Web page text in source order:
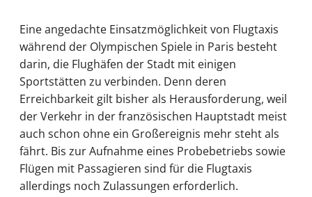
Eine angedachte Einsatzmöglichkeit von Flugtaxis
während der Olympischen Spiele in Paris besteht
darin, die Flughäfen der Stadt mit einigen
Sportstätten zu verbinden. Denn deren
Erreichbarkeit gilt bisher als Herausforderung, weil
der Verkehr in der französischen Hauptstadt meist
auch schon ohne ein Großereignis mehr steht als
fährt. Bis zur Aufnahme eines Probebetriebs sowie
Flügen mit Passagieren sind für die Flugtaxis
allerdings noch Zulassungen erforderlich.